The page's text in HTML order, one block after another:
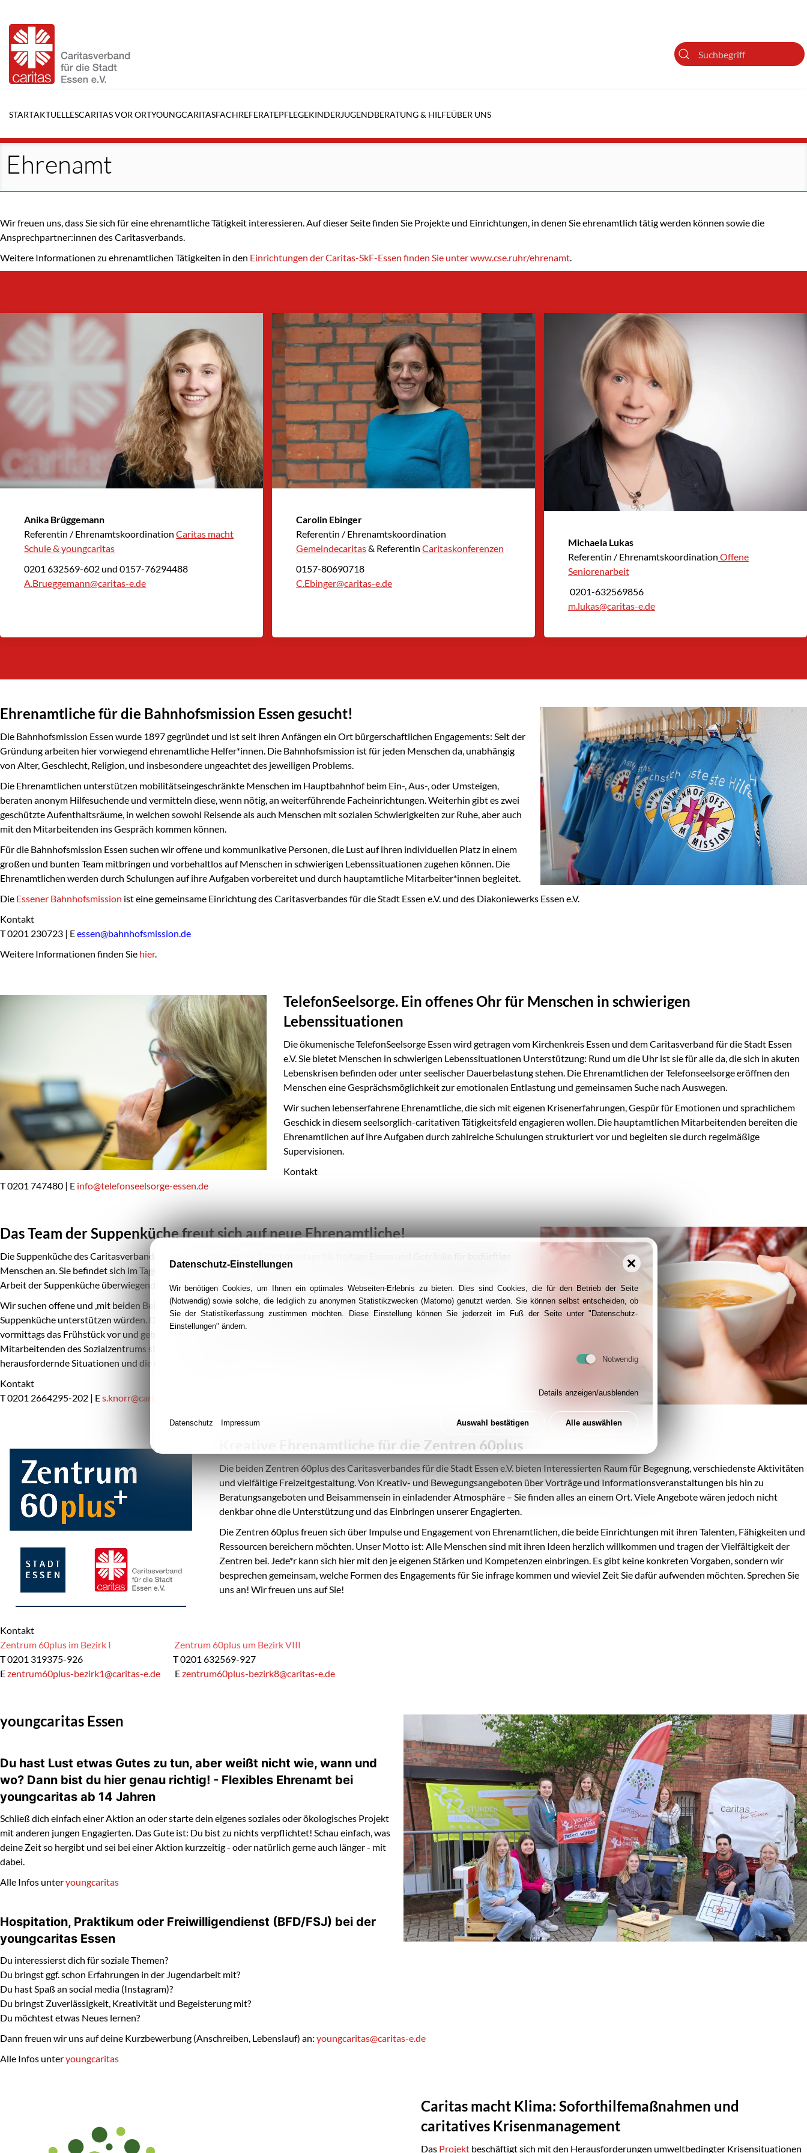
überspringen
Suche
STARTAKTUELLESCARITAS VOR ORTYOUNGCARITASFACHREFERATEPFLEGEKINDERJUGENDBERATUNG & HILFEÜBER UNS
Ehrenamt
Wir freuen uns, dass Sie sich für eine ehrenamtliche Tätigkeit interessieren. Auf dieser Seite finden Sie Projekte und Einrichtungen, in denen Sie ehrenamtlich tätig werden können sowie die
Ansprechpartner:innen des Caritasverbands.
Weitere Informationen zu ehrenamtlichen Tätigkeiten in den Einrichtungen der Caritas-SkF-Essen finden Sie unter www.cse.ruhr/ehrenamt.
Anika Brüggemann
Referentin / EhrenamtskoordinationCaritas macht
Schule & youngcaritas
0201 632569-602 und 0157-76294488
A.Brueggemann@caritas-e.de
Carolin Ebinger
Referentin / Ehrenamtskoordination
Gemeindecaritas& ReferentinCaritaskonferenzen
0157-80690718
C.Ebinger@caritas-e.de
Michaela Lukas
Referentin / Ehrenamtskoordination Offene
Seniorenarbeit
0201-632569856
m.lukas@caritas-e.de
Ehrenamtliche für die Bahnhofsmission Essen gesucht!
Die Bahnhofsmission Essen wurde 1897 gegründet und ist seit ihren Anfängen ein Ort bürgerschaftlichen Engagements: Seit der
Gründung arbeiten hier vorwiegend ehrenamtliche Helfer*innen. Die Bahnhofsmission ist für jeden Menschen da, unabhängig
von Alter, Geschlecht, Religion, und insbesondere ungeachtet des jeweiligen Problems.
Die Ehrenamtlichen unterstützen mobilitätseingeschränkte Menschen im Hauptbahnhof beim Ein-, Aus-, oder Umsteigen,
beraten anonym Hilfesuchende und vermitteln diese, wenn nötig, an weiterführende Facheinrichtungen. Weiterhin gibt es zwei
geschützte Aufenthaltsräume, in welchen sowohl Reisende als auch Menschen mit sozialen Schwierigkeiten zur Ruhe, aber auch
mit den Mitarbeitenden ins Gespräch kommen können.
Für die Bahnhofsmission Essen suchen wiroffene und kommunikative Personen, die Lust auf ihren individuellen Platz in einem
großen und bunten Team mitbringen und vorbehaltlos auf Menschen in schwierigen Lebenssituationen zugehen können. Die
Ehrenamtlichen werden durch Schulungen auf ihre Aufgaben vorbereitet und durch hauptamtliche Mitarbeiter*innen begleitet.
Die Essener Bahnhofsmission ist eine gemeinsame Einrichtung des Caritasverbandes für die Stadt Essen e.V. und des Diakoniewerks Essen e.V.
Kontakt
T0201 230723 | Eessen@bahnhofsmission.de
Weitere Informationen finden Sie hier.
TelefonSeelsorge. Ein offenes Ohr für Menschen in schwierigen
Lebenssituationen
Die ökumenische TelefonSeelsorge Essen wird getragen vom Kirchenkreis Essen und dem Caritasverband für die Stadt Essen
e.V. Sie bietet Menschen in schwierigen Lebenssituationen Unterstützung: Rund um die Uhr ist sie für alle da, die sich in akuten
Lebenskrisen befinden oder unter seelischer Dauerbelastung stehen. Die Ehrenamtlichen der Telefonseelsorge eröffnen den
Menschen eine Gesprächsmöglichkeit zur emotionalen Entlastung und gemeinsamen Suche nach Auswegen.
Wir suchen lebenserfahrene Ehrenamtliche, die sich miteigenen Krisenerfahrungen, Gespür für Emotionen und sprachlichem
Geschick in diesem seelsorglich-caritativen Tätigkeitsfeldengagieren wollen. Die hauptamtlichen Mitarbeitenden bereiten die
Ehrenamtlichen auf ihre Aufgaben durch zahlreiche Schulungen strukturiert vor und begleiten sie durch regelmäßige
Supervisionen.
Kontakt
T 0201 747480 | E info@telefonseelsorge-essen.de
Das Team der Suppenküche freut sich auf neue Ehrenamtliche!
Die Suppenküche des Caritasverbandes für die Stadt Essen e.V. bietet montags bis freitags Essen und Getränke für bedürftige
Menschen an. Sie befindet sich im Tagesaufenthaltsraum für Wohnungslose im Sozialzentrum Lindenallee 55. Dabei wird die
Arbeit der Suppenküche überwiegend von Ehrenamtlichen getragen.
Wir suchen offene und ‚mit beiden Beinen im Leben stehende‘ Ehrenamtliche, die an einem Tag in der Woche das Team der
Suppenküche unterstützen würden. Die Ehrenamtlichen unterhalten sich mit den Gästen in dem Tagesaufenthaltsraum, bereiten
vormittags das Frühstück vor und geben es aus, mittags kümmern sie sich um die Ausgabe des gelieferten Mittagessens. Die
Mitarbeitenden des Sozialzentrums stehen den Helfer*innen zur Seite, tauschen sich mit ihnen über Aktuelles sowie
herausfordernde Situationen und die eigene Tätigkeit aus.
Kontakt
T0201 2664295-202 | Es.knorr@caritas-e.de
Kreative Ehrenamtliche für die Zentren 60plus
Die beiden Zentren 60plus des Caritasverbandes für die Stadt Essen e.V. bieten Interessierten Raum für Begegnung, verschiedenste Aktivitäten
und vielfältige Freizeitgestaltung. Von Kreativ- und Bewegungsangeboten über Vorträge und Informationsveranstaltungen bis hin zu
Beratungsangeboten und Beisammensein in einladender Atmosphäre – Sie finden alles an einem Ort. Viele Angebote wären jedoch nicht
denkbar ohne die Unterstützung und das Einbringen unserer Engagierten.
Die Zentren 60plus freuen sich über Impulse und Engagement von Ehrenamtlichen, die beide Einrichtungen mit ihren Talenten, Fähigkeiten und
Ressourcen bereichern möchten. Unser Motto ist: Alle Menschen sind mit ihren Ideen herzlich willkommen und tragen der Vielfältigkeit der
Zentren bei. Jede*r kann sich hier mit den je eigenen Stärken und Kompetenzen einbringen. Es gibt keine konkreten Vorgaben, sondern wir
besprechen gemeinsam, welche Formen des Engagements für Sie infrage kommen und wieviel Zeit Sie dafür aufwenden möchten. Sprechen Sie
uns an! Wir freuen uns auf Sie!
Kontakt
Zentrum 60plus im Bezirk I
Zentrum 60plus um Bezirk VIII
T0201 319375-926 T0201 632569-927
Ezentrum60plus-bezirk1@caritas-e.de Ezentrum60plus-bezirk8@caritas-e.de
youngcaritas Essen
Du hast Lust etwas Gutes zu tun, aber weißt nicht wie, wann und
wo? Dann bist du hier genau richtig! - Flexibles Ehrenamt bei
youngcaritas ab 14 Jahren
Schließ dich einfach einer Aktion an oder starte dein eigenes soziales oder ökologisches Projekt
mit anderen jungen Engagierten. Das Gute ist: Du bist zu nichts verpflichtet! Schau einfach, was
deine Zeit so hergibt und sei bei einer Aktion kurzzeitig - oder natürlich gerne auch länger - mit
dabei.
Alle Infos unteryoungcaritas
Hospitation, Praktikum oder Freiwilligendienst (BFD/FSJ) bei der
youngcaritas Essen
Du interessierst dich für soziale Themen?
Du bringst ggf. schon Erfahrungen in der Jugendarbeit mit?
Du hast Spaß an social media (Instagram)?
Du bringst Zuverlässigkeit, Kreativität und Begeisterung mit?
Du möchtest etwas Neues lernen?
Dann freuen wir uns auf deine Kurzbewerbung (Anschreiben, Lebenslauf) an: youngcaritas@caritas-e.de
Alle Infos unteryoungcaritas
Caritas macht Klima: Soforthilfemaßnahmen und
caritatives Krisenmanagement
Das Projekt beschäftigt sich mit den Herausforderungen umweltbedingter Krisensituationen
Datenschutz-Einstellungen
Wir benötigen Cookies, um Ihnen ein optimales Webseiten-Erlebnis zu bieten. Dies sind Cookies, die für den Betrieb der Seite
(Notwendig) sowie solche, die lediglich zu anonymen Statistikzwecken (Matomo) genutzt werden. Sie können selbst entscheiden, ob
Sie der Statistikerfassung zustimmen möchten. Diese Einstellung können Sie jederzeit im Fuß der Seite unter "Datenschutz-
Einstellungen" ändern.
Notwendig
Details anzeigen/ausblenden
Auswahl bestätigen Alle auswählen
Datenschutz Impressum